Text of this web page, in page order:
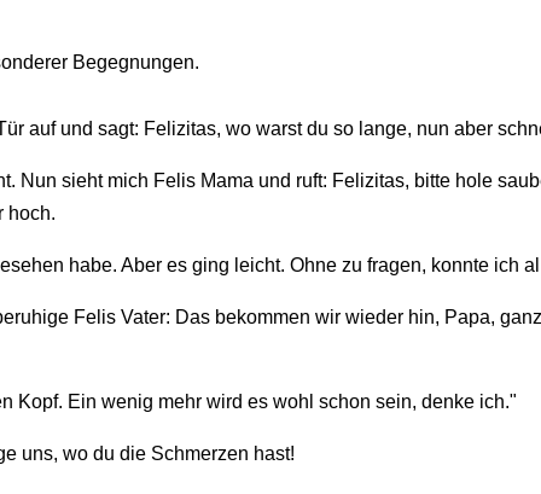
Begegnungen.
auf und sagt: Felizitas, wo warst du so lange, nun aber
sieht mich Felis Mama und ruft: Felizitas, bitte hole
habe. Aber es ging leicht. Ohne zu fragen, konnte ich
Felis Vater: Das bekommen wir wieder hin, Papa,
Kopf. Ein wenig mehr wird es wohl schon sein, denke ich."
uns, wo du die Schmerzen hast!